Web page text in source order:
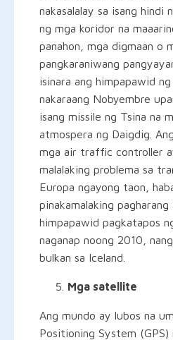
nakasalalay sa isang hindi
ng mga koridor na
panahon, mga digmaan o
pangkaraniwang
isinara ang himpapawid
nakaraang Nobyembre
isang missile ng Tsina na
atmospera ng Daigdig.
mga air traffic controller
malalaking problema sa
Europa ngayong taon,
pinakamalaking
himpapawid pagkatapos
naganap noong 2010,
bulkan sa Iceland.
Mga satellite
Ang mundo ay lubos na
Positioning System (GPS)